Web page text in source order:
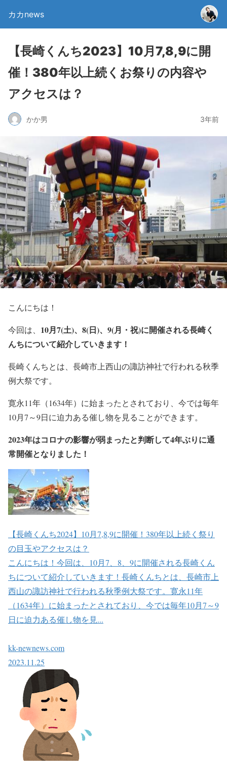
カカnews
【長崎くんち2023】10月7,8,9に開
催！380年以上続くお祭りの内容や
アクセスは？
かか男 3年前
こんにちは！
今回は、 10月7(土)、8(日)、9(月・祝)に開催される長崎く
んちについて紹介していきます！
長崎くんちとは、長崎市上西山の諏訪神社で行われる秋季
例大祭です。
寛永11年（1634年）に始まったとされており、今では毎年
10月7～9日に迫力ある催し物を見ることができます。
2023年はコロナの影響が弱まったと判断して4年ぶりに通
常開催となりました！
【長崎くんち2024】10月7,8,9に開催！380年以上続く祭り
の目玉やアクセスは？
こんにちは！今回は、10月7、8、9に開催される長崎くん
ちについて紹介していきます！長崎くんちとは、長崎市上
西山の諏訪神社で行われる秋季例大祭です。寛永11年
（1634年）に始まったとされており、今では毎年10月7～9
日に迫力ある催し物を見...
kk-newnews.com
2023.11.25